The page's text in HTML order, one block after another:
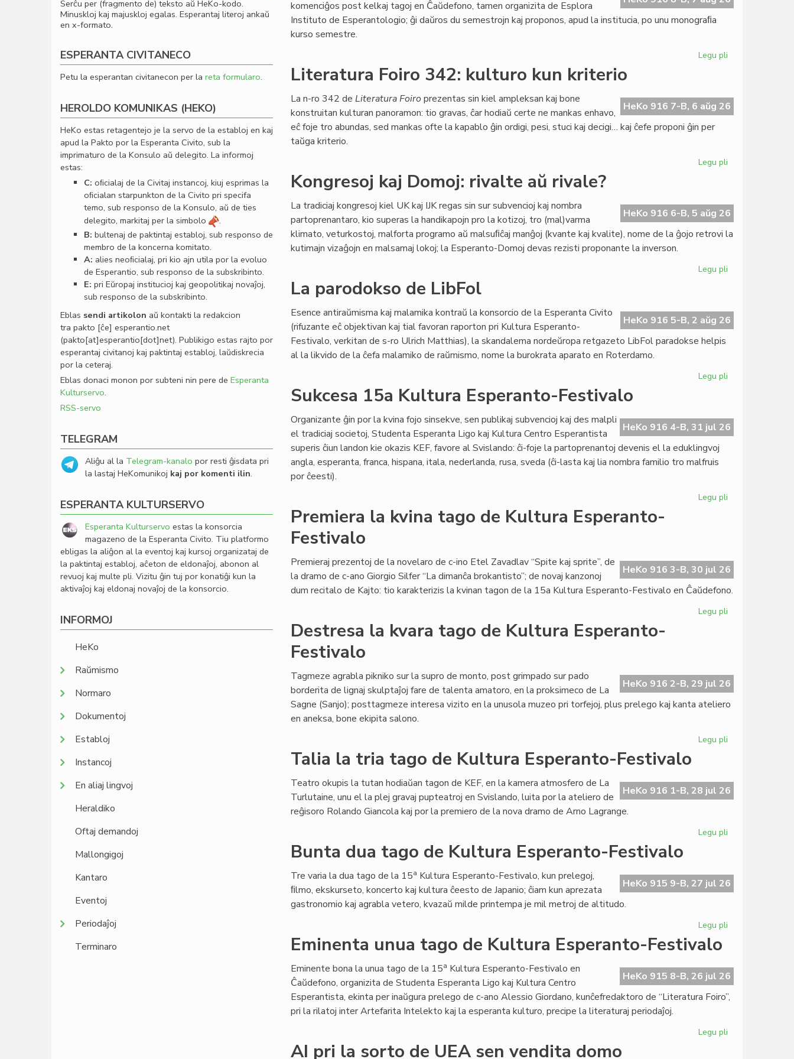
komenciĝos post kelkaj tagoj en Ĉaŭdefono, tamen organizita de Esplora
Instituto de Esperantologio; ĝi daŭros du semestrojn kaj proponos, apud la institucia, po unu monograﬁa
kurso semestre.
Legu pli
programo
de
Literatura Foiro 342: kulturo kun kriterio
HeKo 916 7-B, 6 aŭg 26
La n-ro 342 de Literatura Foiroprezentas sin kiel ampleksan kaj bone
konstruitan kulturan panoramon: tio gravas, ĉar hodiaŭ certe ne mankas enhavo,
eĉ foje tro abundas, sed mankas ofte la kapablo ĝin ordigi, pesi, stuci kaj decigi… kaj ĉefe proponi ĝin per
taŭga kriterio.
Legu pli
kulturo
kun
kriterio
Kongresoj kaj Domoj: rivalte aŭ rivale?
HeKo 916 6-B, 5 aŭg 26
La tradiciaj kongresoj kiel UK kaj IJK regas sin sur subvencioj kaj nombra
partoprenantaro, kio superas la handikapojn pro la kotizoj, tro (mal)varma
klimato, veturkostoj, malforta programo aŭ malsuﬁĉaj manĝoj (kvante kaj kvalite), nome de la ĝojo retrovi la
kutimajn vizaĝojn en malsamaj lokoj; la Esperanto-Domoj devas rezisti proponante la inverson.
Legu pli
rivalte
aŭ
La parodokso de LibFol
HeKo 916 5-B, 2 aŭg 26
Esence antiraŭmisma kaj malamika kontraŭ la konsorcio de la Esperanta Civito
(rifuzante eĉ objektivan kaj tial favoran raporton pri Kultura Esperanto-
Festivalo, verkitan de s-ro Ulrich Matthias), la skandalema nordeŭropa retgazeto LibFol paradokse helpis
al la likvido de la ĉefa malamiko de raŭmismo, nome la burokrata aparato en Roterdamo.
Legu pli
LibFol
Sukcesa 15a Kultura Esperanto-Festivalo
HeKo 916 4-B, 31 jul 26
Organizante ĝin por la kvina fojo sinsekve, sen publikaj subvencioj kaj des malpli
el tradiciaj societoj, Studenta Esperanta Ligo kaj Kultura Centro Esperantista
superis ĉiun landon kie okazis KEF, favore al Svislando: ĉi-foje la partoprenantoj devenis el la eduklingvoj
angla, esperanta, franca, hispana, itala, nederlanda, rusa, sveda (ĉi-lasta kaj lia nombra familio tro malfruis
por ĉeesti).
Legu pli
Festivalo
Premiera la kvina tago de Kultura Esperanto-
Festivalo
HeKo 916 3-B, 30 jul 26
Premieraj prezentoj de la novelaro de c-ino Etel Zavadlav “Spite kaj sprite”, de
la dramo de c-ano Giorgio Silfer “La dimanĉa brokantisto”; de novaj kanzonoj
dum recitalo de Kajto: tio karakterizis la kvinan tagon de la 15a Kultura Esperanto-Festivalo en Ĉaŭdefono.
Legu pli
de
Kultura
Festivalo
Destresa la kvara tago de Kultura Esperanto-
Festivalo
HeKo 916 2-B, 29 jul 26
Tagmeze agrabla pikniko sur la supro de monto, post grimpado sur pado
borderita de lignaj skulptaĵoj fare de talenta amatoro, en la proksimeco de La
Sagne (Sanjo); posttagmeze interesa vizito en la unusola muzeo pri torfejoj, plus prelego kaj kanta ateliero
en aneksa, bone ekipita salono.
Legu pli
tago
de
Talia la tria tago de Kultura Esperanto-Festivalo
HeKo 916 1-B, 28 jul 26
Teatro okupis la tutan hodiaŭan tagon de KEF, en la kamera atmosfero de La
Turlutaine, unu el la plej gravaj pupteatroj en Svislando, luita por la ateliero de
reĝisoro Rolando Giancola kaj por la premiero de la nova dramo de Arno Lagrange.
Legu pli
tago
de
Bunta dua tago de Kultura Esperanto-Festivalo
HeKo 915 9-B, 27 jul 26
Tre varia la dua tago de la 15a Kultura Esperanto-Festivalo, kun prelegoj,
ﬁlmo, ekskurseto, koncerto kaj kultura ĉeesto de Japanio; ĉiam kun aprezata
gastronomio kaj agrabla vetero, kvazaŭ milde printempa je mil metroj de altitudo.
Legu pli
de
Kultura
Esperanto-
Eminenta unua tago de Kultura Esperanto-Festivalo
HeKo 915 8-B, 26 jul 26
Eminente bona la unua tago de la 15a Kultura Esperanto-Festivalo en
Ĉaŭdefono, organizita de Studenta Esperanta Ligo kaj Kultura Centro
Esperantista, ekinta per inaŭgura prelego de c-ano Alessio Giordano, kunĉefredaktoro de “Literatura Foiro”,
pri la rilatoj inter Artefarita Intelekto kaj la esperanta kulturo, precipe la literaturaj periodaĵoj.
Legu pli
AI pri la sorto de UEA sen vendita domo
Serĉu per (fragmento de) teksto aŭ HeKo-kodo.
Minuskloj kaj majuskloj egalas. Esperantaj literoj ankaŭ
en x-formato.
ESPERANTA CIVITANECO
Petu la esperantan civitanecon per la reta formularo.
HEROLDO KOMUNIKAS (HEKO)
HeKo estas retagentejo je la servo de la establoj en kaj
apud la Pakto por la Esperanta Civito, sub la
imprimaturo de la Konsulo aŭ delegito. La informoj
estas:
C: oﬁcialaj de la Civitaj instancoj, kiuj esprimas la
oﬁcialan starpunkton de la Civito pri specifa
temo, sub responso de la Konsulo, aŭ de ties
delegito, markitaj per la simbolo
.
B: bultenaj de paktintaj establoj, sub responso de
membro de la koncerna komitato.
A: alies neoﬁcialaj, pri kio ajn utila por la evoluo
de Esperantio, sub responso de la subskribinto.
E: pri Eŭropaj institucioj kaj geopolitikaj novaĵoj,
sub responso de la subskribinto.
Eblas sendi artikolon aŭ kontakti la redakcion
tra pakto [ĉe] esperantio.net
(pakto[at]esperantio[dot]net). Publikigo estas rajto por
esperantaj civitanoj kaj paktintaj establoj, laŭdiskrecia
por la ceteraj.
Eblas donaci monon por subteni nin pere de Esperanta
Kulturservo.
RSS-servo
TELEGRAM
Aliĝu al la Telegram-kanalo por resti ĝisdata pri
la lastaj HeKomunikoj kaj por komenti ilin.
ESPERANTA KULTURSERVO
Esperanta Kulturservo estas la konsorcia
magazeno de la Esperanta Civito. Tiu platformo
ebligas la aliĝon al la eventoj kaj kursoj organizataj de
la paktintaj establoj, aĉeton de eldonaĵoj, abonon al
revuoj kaj multe pli. Vizitu ĝin tuj por konatiĝi kun la
aktivaĵoj kaj eldonaj novaĵoj de la konsorcio.
INFORMOJ
HeKo
Raŭmismo
Normaro
Dokumentoj
Establoj
Instancoj
En aliaj lingvoj
Heraldiko
Oftaj demandoj
Mallongigoj
Kantaro
Eventoj
Periodaĵoj
Terminaro